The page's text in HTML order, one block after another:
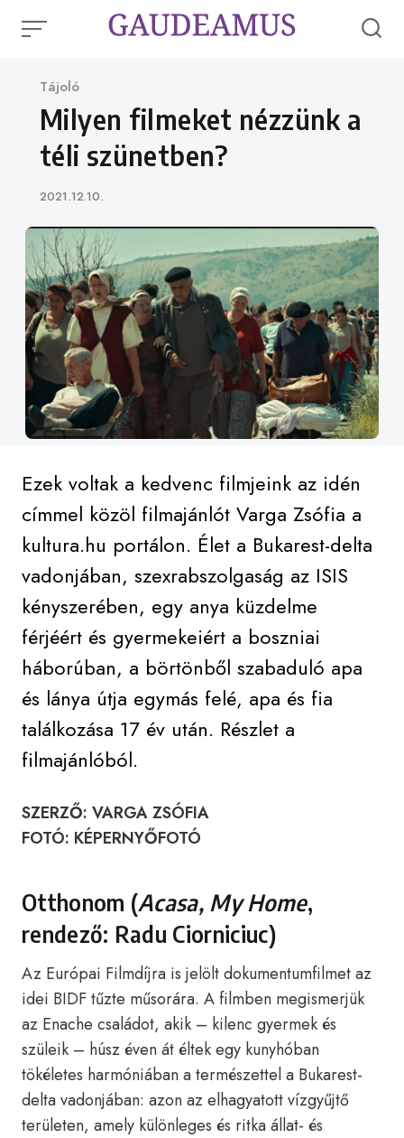
Category
Tájoló
Milyen filmeket nézzünk a
téli szünetben?
Published
2021.12.10.
Ezek voltak a kedvenc filmjeink az idén
címmel közöl filmajánlót Varga Zsófia a
kultura.hu portálon. Élet a Bukarest-delta
vadonjában, szexrabszolgaság az ISIS
kényszerében, egy anya küzdelme
férjéért és gyermekeiért a boszniai
háborúban, a börtönből szabaduló apa
és lánya útja egymás felé, apa és fia
találkozása 17 év után. Részlet a
filmajánlóból.
SZERZŐ: VARGA ZSÓFIA
FOTÓ: KÉPERNYŐFOTÓ
Otthonom (Acasa, My Home,
rendező: Radu Ciorniciuc)
Az Európai Filmdíjra is jelölt dokumentumfilmet az
idei BIDF tűzte műsorára. A filmben megismerjük
az Enache családot, akik – kilenc gyermek és
szüleik – húsz éven át éltek egy kunyhóban
tökéletes harmóniában a természettel a Bukarest-
delta vadonjában: azon az elhagyatott vízgyűjtő
területen, amely különleges és ritka állat- és